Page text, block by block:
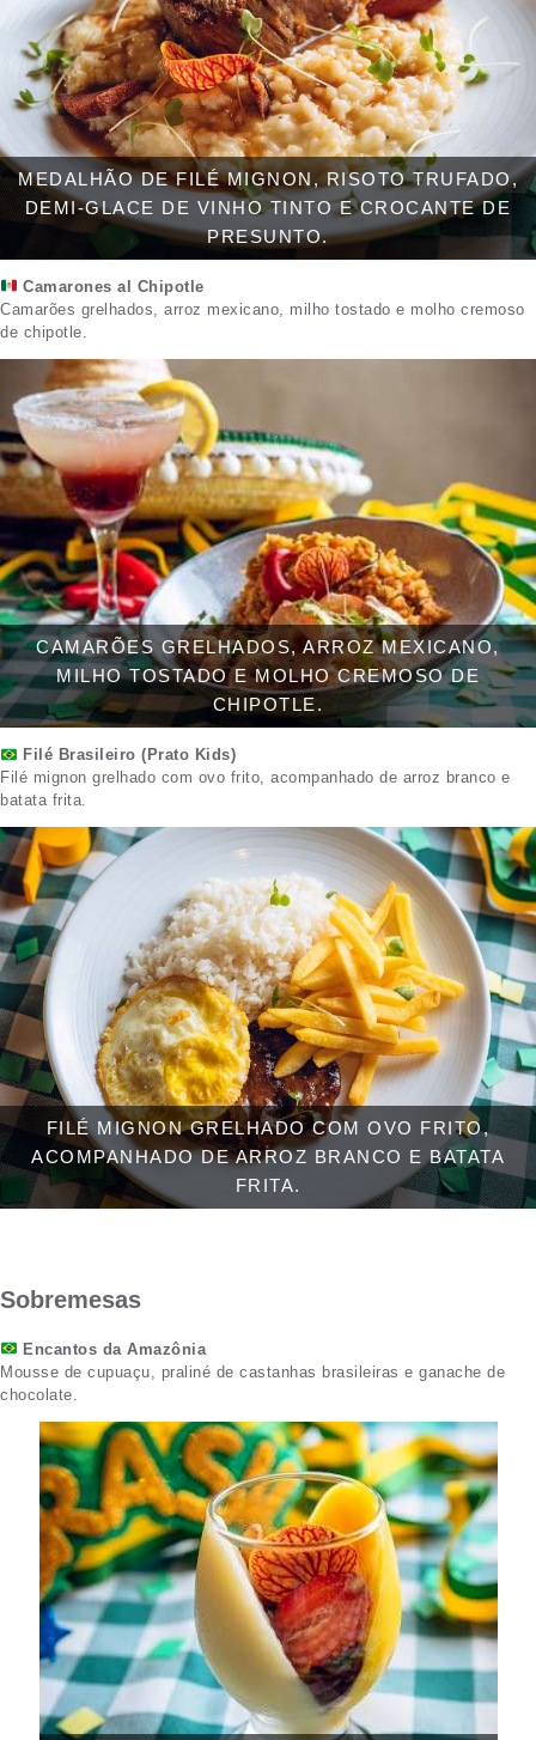
MEDALHÃO DE FILÉ MIGNON, RISOTO TRUFADO,
DEMI-GLACE DE VINHO TINTO E CROCANTE DE
PRESUNTO.
Camarones al Chipotle
Camarões grelhados, arroz mexicano, milho tostado e molho cremoso
de chipotle.
CAMARÕES GRELHADOS, ARROZ MEXICANO,
MILHO TOSTADO E MOLHO CREMOSO DE
CHIPOTLE.
Filé Brasileiro (Prato Kids)
Filé mignon grelhado com ovo frito, acompanhado de arroz branco e
batata frita.
FILÉ MIGNON GRELHADO COM OVO FRITO,
ACOMPANHADO DE ARROZ BRANCO E BATATA
FRITA.
Sobremesas
Encantos da Amazônia
Mousse de cupuaçu, praliné de castanhas brasileiras e ganache de
chocolate.